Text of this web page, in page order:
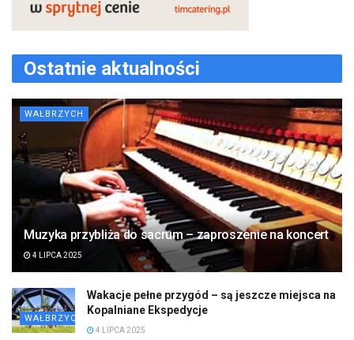
Ostatnie aktualności
WAŁBRZYCH
Muzyka przybliża do sacrum – zaproszenie na koncert
4 LIPCA 2025
WAŁBRZYCH
Wakacje pełne przygód – są jeszcze miejsca na
Kopalniane Ekspedycje
4 LIPCA 2025